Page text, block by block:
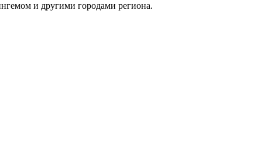
и другими городами региона.